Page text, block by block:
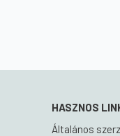
HASZNOS
Általános